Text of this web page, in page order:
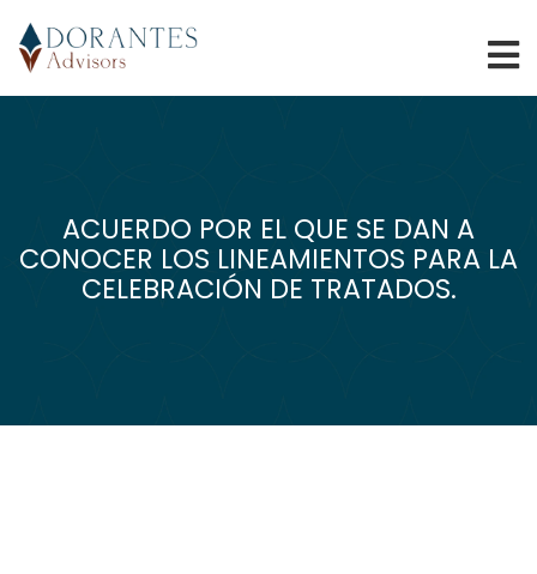
ACUERDO POR EL QUE SE DAN A
CONOCER LOS LINEAMIENTOS PARA LA
CELEBRACIÓN DE TRATADOS.